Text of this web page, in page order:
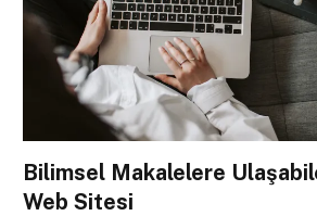
Bilimsel Makalelere
Web Sitesi